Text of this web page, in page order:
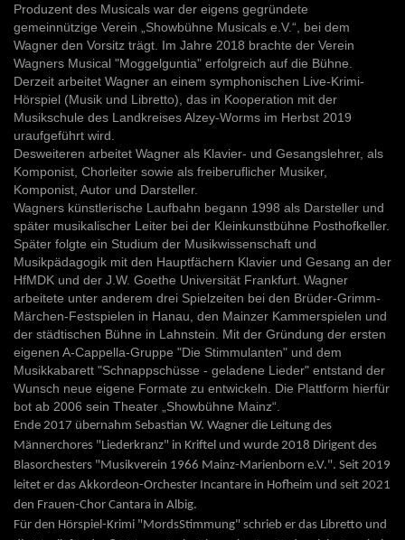
Produzent des Musicals war der eigens gegründete
gemeinnützige Verein „Showbühne Musicals e.V.“, bei dem
Wagner den Vorsitz trägt. Im Jahre 2018 brachte der Verein
Wagners Musical "Moggelguntia" erfolgreich auf die Bühne.
Derzeit arbeitet Wagner an einem symphonischen Live-Krimi-
Hörspiel (Musik und Libretto), das in Kooperation mit der
Musikschule des Landkreises Alzey-Worms im Herbst 2019
uraufgeführt wird.
Desweiteren arbeitet Wagner als Klavier- und Gesangslehrer, als
Komponist, Chorleiter sowie als freiberuflicher Musiker,
Komponist, Autor und Darsteller.
Wagners künstlerische Laufbahn begann 1998 als Darsteller und
später musikalischer Leiter bei der Kleinkunstbühne Posthofkeller.
Später folgte ein Studium der Musikwissenschaft und
Musikpädagogik mit den Hauptfächern Klavier und Gesang an der
HfMDK und der J.W. Goethe Universität Frankfurt. Wagner
arbeitete unter anderem drei Spielzeiten bei den Brüder-Grimm-
Märchen-Festspielen in Hanau, den Mainzer Kammerspielen und
der städtischen Bühne in Lahnstein. Mit der Gründung der ersten
eigenen A-Cappella-Gruppe "Die Stimmulanten" und dem
Musikkabarett "Schnappschüsse - geladene Lieder" entstand der
Wunsch neue eigene Formate zu entwickeln. Die Plattform hierfür
bot ab 2006 sein Theater „Showbühne Mainz“.
Ende 2017 übernahm Sebastian W. Wagner die Leitung des
Männerchores "Liederkranz" in Kriftel und wurde 2018 Dirigent des
Blasorchesters "Musikverein 1966 Mainz-Marienborn e.V.". Seit 2019
leitet er das Akkordeon-Orchester Incantare in Hofheim und seit 2021
den Frauen-Chor Cantara in Albig.
Für den Hörspiel-Krimi "MordsStimmung" schrieb er das Libretto und